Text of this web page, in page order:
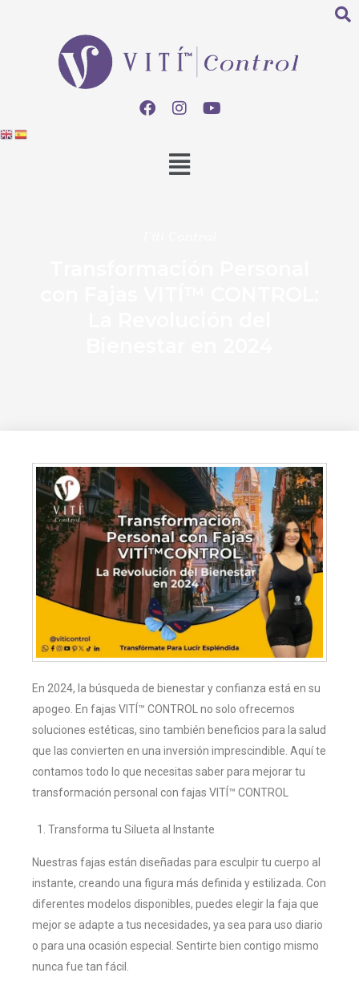
En 2024, la búsqueda de bienestar y confianza está en su
apogeo. En fajas VITÍ™ CONTROL no solo ofrecemos
soluciones estéticas, sino también beneficios para la salud
que las convierten en una inversión imprescindible. Aquí te
contamos todo lo que necesitas saber para mejorar tu
transformación personal con fajas VITÍ™ CONTROL
Transforma tu Silueta al Instante
Nuestras fajas están diseñadas para esculpir tu cuerpo al
instante, creando una figura más definida y estilizada. Con
diferentes modelos disponibles, puedes elegir la faja que
mejor se adapte a tus necesidades, ya sea para uso diario
o para una ocasión especial. Sentirte bien contigo mismo
nunca fue tan fácil.